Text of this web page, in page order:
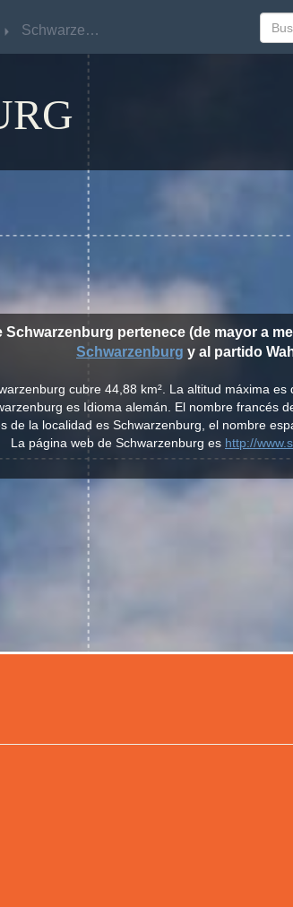
Schwarzenburg
Schwarzenburg pertenece (de mayor a
Schwarzenburg y al partido
cubre 44,88 km². La altitud máxima
es Idioma alemán. El nombre francés
de la localidad es Schwarzenburg, el nombre
La página web de Schwarzenburg es http://
Schwarzenburg